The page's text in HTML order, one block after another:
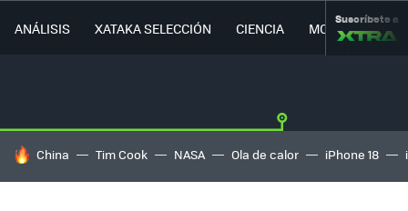
ANÁLISIS XATAKA SELECCIÓN CIENCIA MOVILIDAD
Suscríbete a
HOY SE HABLA DE
China Tim Cook NASA Ola de calor iPhone 18